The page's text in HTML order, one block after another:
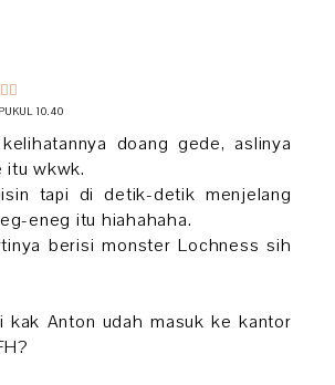
10.40
doang gede, aslinya
itu wkwk.
tapi di detik-detik menjelang
eneg itu hiahahaha.
berisi monster Lochness sih
kak Anton udah masuk ke kantor